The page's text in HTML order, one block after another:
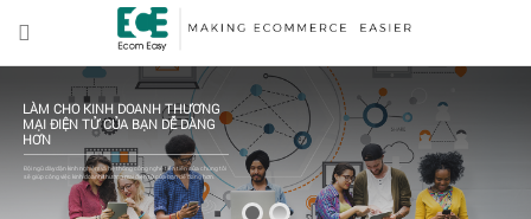
LÀM CHO KINH DOANH THƯƠNG
MẠI ĐIỆN TỬ CỦA BẠN DỄ DÀNG
HƠN
Đội ngũ dày dặn kinh nghiệm và hệ thống công nghệ tiên tiến của chúng tôi
sẽ giúp công việc kinh doanh thương mại điện tử của bạn dễ dàng hơn.